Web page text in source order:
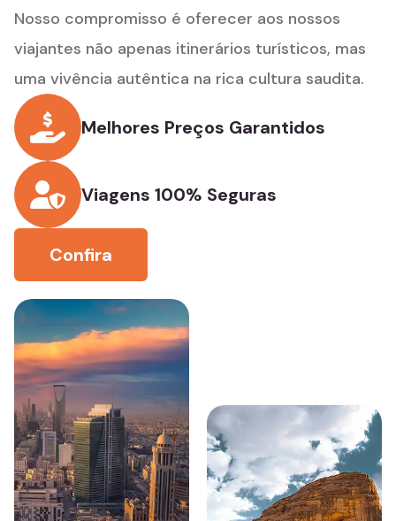
Nosso compromisso é oferecer aos nossos
viajantes não apenas itinerários turísticos, mas
uma vivência autêntica na rica cultura saudita.
Melhores Preços Garantidos
Viagens 100% Seguras
Confira